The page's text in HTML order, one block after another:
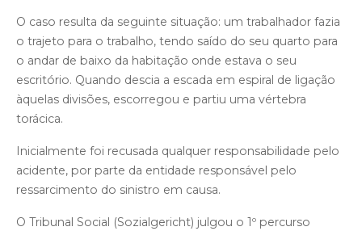
O caso resulta da seguinte situação: um trabalhador fazia
o trajeto para o trabalho, tendo saído do seu quarto para
o andar de baixo da habitação onde estava o seu
escritório. Quando descia a escada em espiral de ligação
àquelas divisões, escorregou e partiu uma vértebra
torácica.
Inicialmente foi recusada qualquer responsabilidade pelo
acidente, por parte da entidade responsável pelo
ressarcimento do sinistro em causa.
O Tribunal Social (Sozialgericht) julgou o 1º percurso